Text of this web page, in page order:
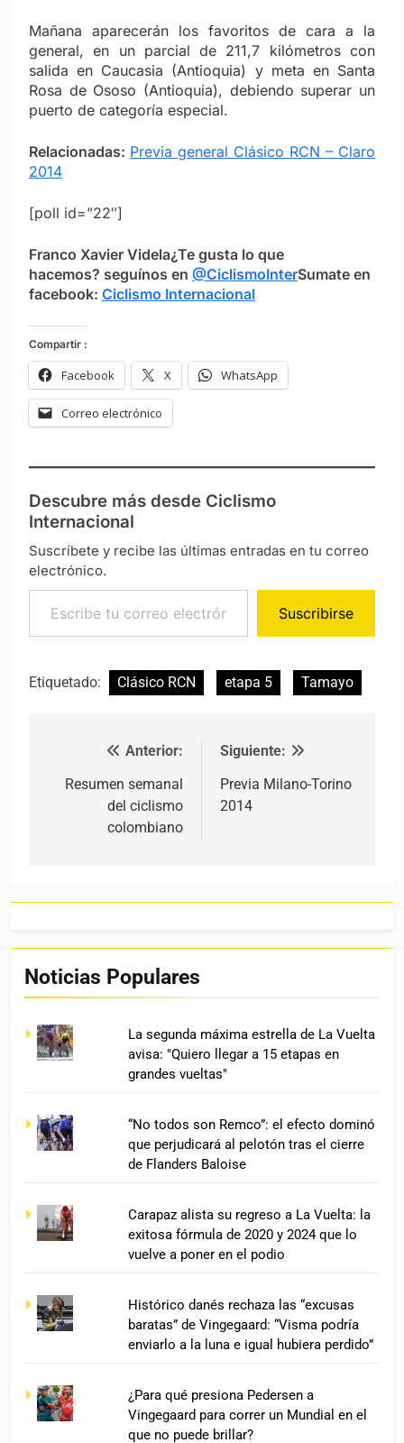
Mañana aparecerán los favoritos de cara a la
general, en un parcial de 211,7 kilómetros con
salida en Caucasia (Antioquia) y meta en Santa
Rosa de Ososo (Antioquia), debiendo superar un
puerto de categoría especial.
Relacionadas: Previa general Clásico RCN – Claro
2014
[poll id=”22″]
Franco Xavier Videla¿Te gusta lo que
hacemos? seguínos en @CiclismoInterSumate en
facebook: Ciclismo Internacional
Compartir :
Facebook X WhatsApp
Correo electrónico
Descubre más desde Ciclismo
Internacional
Suscríbete y recibe las últimas entradas en tu correo
electrónico.
Escribe tu correo electrónico…
Suscribirse
Etiquetado: Clásico RCN etapa 5 Tamayo
Navegación de entradas
Anterior:
Resumen semanal
del ciclismo
colombiano
Siguiente:
Previa Milano-Torino
2014
Noticias Populares
La segunda máxima estrella de La Vuelta
avisa: "Quiero llegar a 15 etapas en
grandes vueltas"
“No todos son Remco”: el efecto dominó
que perjudicará al pelotón tras el cierre
de Flanders Baloise
Carapaz alista su regreso a La Vuelta: la
exitosa fórmula de 2020 y 2024 que lo
vuelve a poner en el podio
Histórico danés rechaza las “excusas
baratas” de Vingegaard: “Visma podría
enviarlo a la luna e igual hubiera perdido”
¿Para qué presiona Pedersen a
Vingegaard para correr un Mundial en el
que no puede brillar?